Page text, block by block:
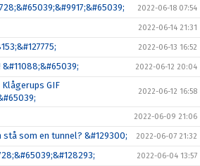
2022-06-18 07:54
2022-06-14 21:31
2022-06-13 16:52
2022-06-12 20:04
GIF
2022-06-12 16:58
2022-06-09 21:06
stå som en tunnel? &#129300; 2022-06-07 21:32
2022-06-04 13:57